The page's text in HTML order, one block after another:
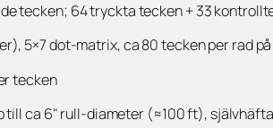
tecken; 64 tryckta tecken + 33
5×7 dot-matrix, ca 80 tecken per rad
tecken
till ca 6" rull-diameter (≈100 ft),